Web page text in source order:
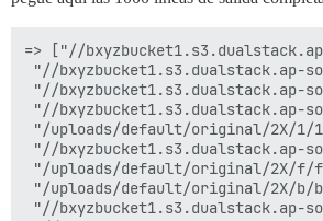
=> ["//bxyzbucket1.s3.dualstack.ap-
"//bxyzbucket1.s3.dualstack.ap-
"//bxyzbucket1.s3.dualstack.ap-
"//bxyzbucket1.s3.dualstack.ap-
"/uploads/default/original/2X/1/
"//bxyzbucket1.s3.dualstack.ap-
"/uploads/default/original/2X/f/
"/uploads/default/original/2X/b/
"//bxyzbucket1.s3.dualstack.ap-